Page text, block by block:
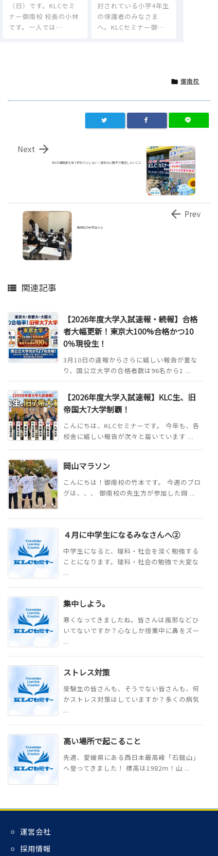
（日）です。KLCセミ
ナー御南校 校長の小林
です。一人では…
討されている小学4年生
の保護者のみなさま
へ。KLCセミナー御…
 御南校
中1の通知表を見て終わりにしない｜夏休みに親子で確認したいこと

Next
庭瀬校の中学生たち
 Prev
 関連記事
【2026年度大学入試速報・続報】合格
者大幅更新！東京大100%合格かつ10
0％現役生！
3月10日の速報からさらに嬉しい報告が重な
り、国公立大学の合格者数は96名から1 ...
【2026年度大学入試速報】KLC生、旧
帝国大7大学制覇！
こんにちは、KLCセミナーです。 今年も、各
校舎に嬉しい報告が次々と届いています ...
岡山マラソン
こんにちは！御南校の竹本です。 今週のブロ
グは、、、 御南校の先生方が参加した岡 ...
４月に中学生になるみなさんへ②
中学生になると、理科・社会を深く勉強する
ことになります。理科・社会の勉強で大変な
...
集中しよう。
寒くなってきましたね。皆さんは風邪などひ
いてないですか？心なしか授業中に鼻をズー
...
ストレス対策
受験生の皆さんも、そうでない皆さんも、何
かストレス対策はしていますか？多くの病気
...
高い場所で起こること
先週、愛媛県にある西日本最高峰「石鎚山」
へ登ってきました！ 標高は1982ｍ！山 ...
運営会社
採用情報